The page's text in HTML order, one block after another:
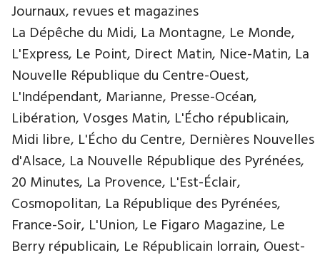
Journaux, revues et magazines
La Dépêche du Midi, La Montagne, Le Monde,
L'Express, Le Point, Direct Matin, Nice-Matin, La
Nouvelle République du Centre-Ouest,
L'Indépendant, Marianne, Presse-Océan,
Libération, Vosges Matin, L'Écho républicain,
Midi libre, L'Écho du Centre, Dernières Nouvelles
d'Alsace, La Nouvelle République des Pyrénées,
20 Minutes, La Provence, L'Est-Éclair,
Cosmopolitan, La République des Pyrénées,
France-Soir, L'Union, Le Figaro Magazine, Le
Berry républicain, Le Républicain lorrain, Ouest-